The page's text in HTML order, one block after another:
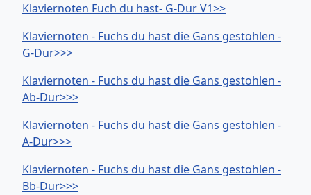
Klaviernoten Fuch du hast- G-Dur V1>>
Klaviernoten - Fuchs du hast die Gans gestohlen -
G-Dur>>>
Klaviernoten - Fuchs du hast die Gans gestohlen -
Ab-Dur>>>
Klaviernoten - Fuchs du hast die Gans gestohlen -
A-Dur>>>
Klaviernoten - Fuchs du hast die Gans gestohlen -
Bb-Dur>>>